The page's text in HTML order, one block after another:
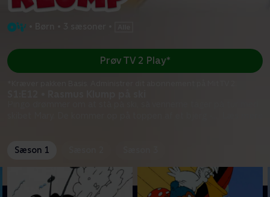
Prøv TV 2 Play*
Sæson 1